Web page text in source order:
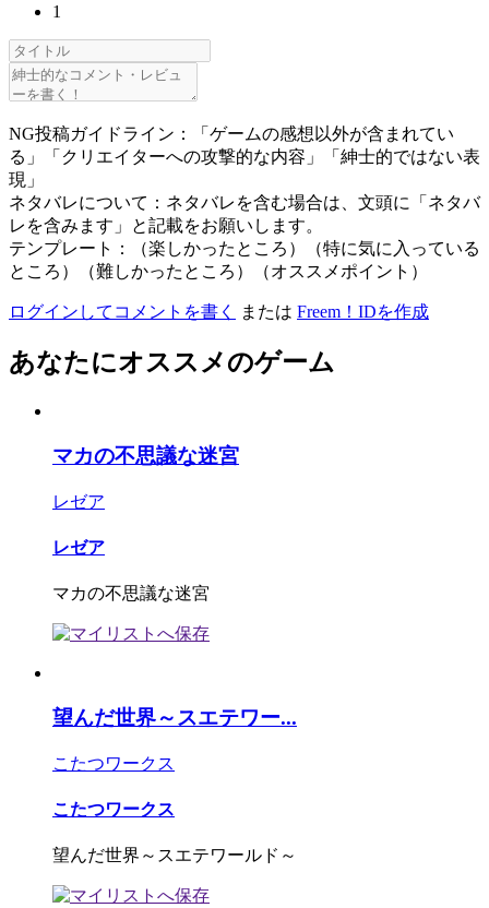
1
NG投稿ガイドライン：「ゲームの感想以外が含まれてい
る」「クリエイターへの攻撃的な内容」「紳士的ではない表
現」
ネタバレについて：ネタバレを含む場合は、文頭に「ネタバ
レを含みます」と記載をお願いします。
テンプレート：（楽しかったところ）（特に気に入っている
ところ）（難しかったところ）（オススメポイント）
ログインしてコメントを書く または Freem！IDを作成
あなたにオススメのゲーム
マカの不思議な迷宮
レゼア
レゼア
マカの不思議な迷宮
望んだ世界～スエテワー...
こたつワークス
こたつワークス
望んだ世界～スエテワールド～